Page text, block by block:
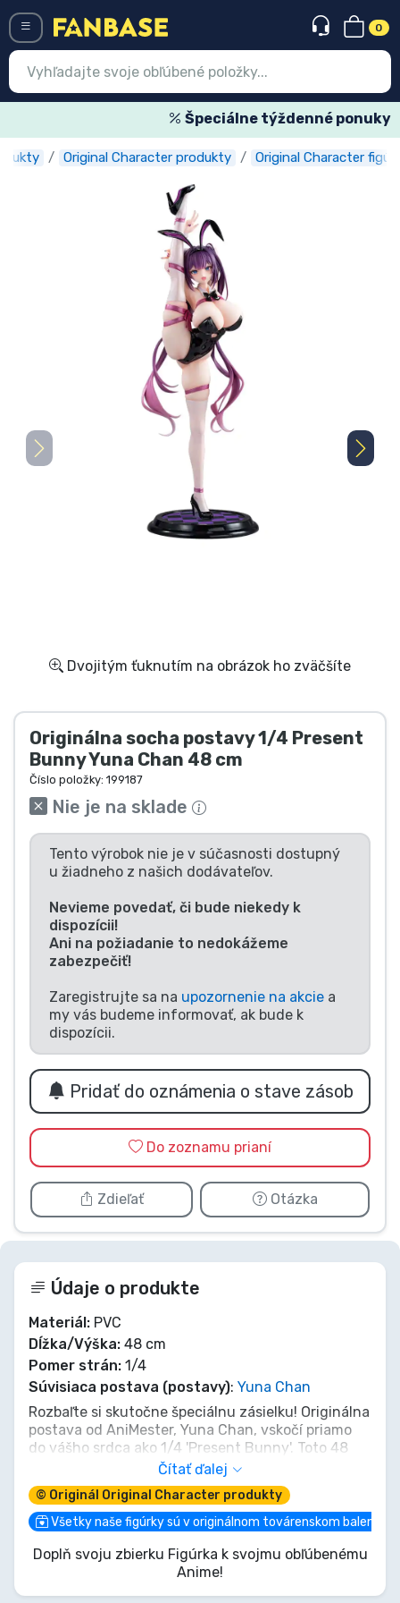
0
Špeciálne týždenné ponuky
Original Character produkty Original Character
Dvojitým ťuknutím na obrázok ho zväčšíte
Originálna socha postavy 1/4 Present
Bunny Yuna Chan 48 cm
Číslo položky: 199187
Nie je na sklade
Tento výrobok nie je v súčasnosti dostupný
u žiadneho z našich dodávateľov.
Nevieme povedať, či bude niekedy k
dispozícii!
Ani na požiadanie to nedokážeme
zabezpečiť!
Zaregistrujte sa na upozornenie na akcie a
my vás budeme informovať, ak bude k
dispozícii.
Pridať do oznámenia o stave zásob
Do zoznamu prianí
Zdieľať Otázka
Údaje o produkte
Materiál: PVC
Dĺžka/Výška: 48 cm
Pomer strán: 1/4
Súvisiaca postava (postavy): Yuna Chan
Rozbaľte si skutočne špeciálnu zásielku! Originálna
postava od AniMester, Yuna Chan, vskočí priamo
do vášho srdca ako 1/4 'Present Bunny'. Toto 48
cm majstrovské dielo nie je len figúrka; je to živé
predstavenie šarmu a hravej energie, zamrznuté v
dychberúcej póze. Nechajte Yunu Chan s jej
šibalským pôvabom stať sa úchvatným
stredobodom vašej zbierky. Vytvorená
AniMesterom, je viac než socha – je pozvánkou k
čistej radosti. Privítate ju?
Čítať ďalej
© Originál Original Character produkty
Všetky naše figúrky sú v originálnom továrenskom balení
Doplň svoju zbierku Figúrka k svojmu obľúbenému
Anime!
Prihlásiť sa Registrácia
Expresná preprava
Predobjednávky
Outlet produkty
Preprava a platba
Zoradiť podľa série
Zoradiť podľa filmov
Zoradiť podľa hier
Zoradiť podľa športu
Zoradiť podľa hudby
Značky